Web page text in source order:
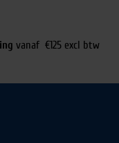
vanaf €125 excl btw